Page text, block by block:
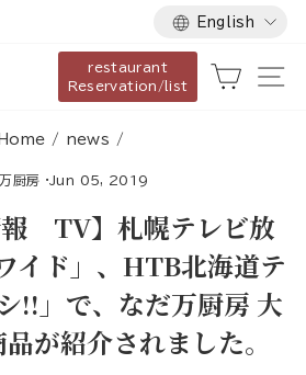
Language
English
restaurant
Reservation/list
Cart
Home / news /
厨房 · Jun 05, 2019
報 TV】札幌テレビ放
イド」、HTB北海道テ
!!」で、なだ万厨房 大
が紹介されました。